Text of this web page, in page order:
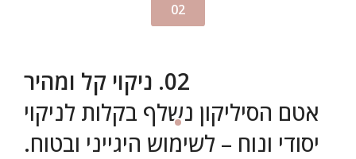
02
02. ניקוי קל ומהיר
אטם הסיליקון נשלף בקלות לניקוי
יסודי ונוח – לשימוש היגייני ובטוח.